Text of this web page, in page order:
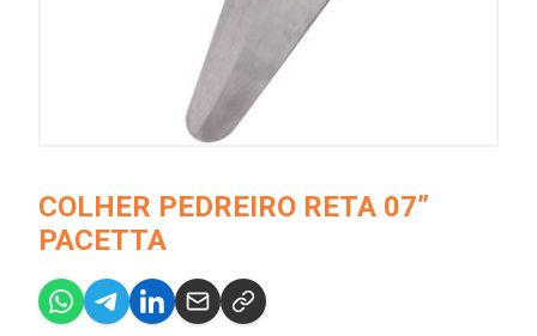
COLHER PEDREIRO RETA 07”
PACETTA